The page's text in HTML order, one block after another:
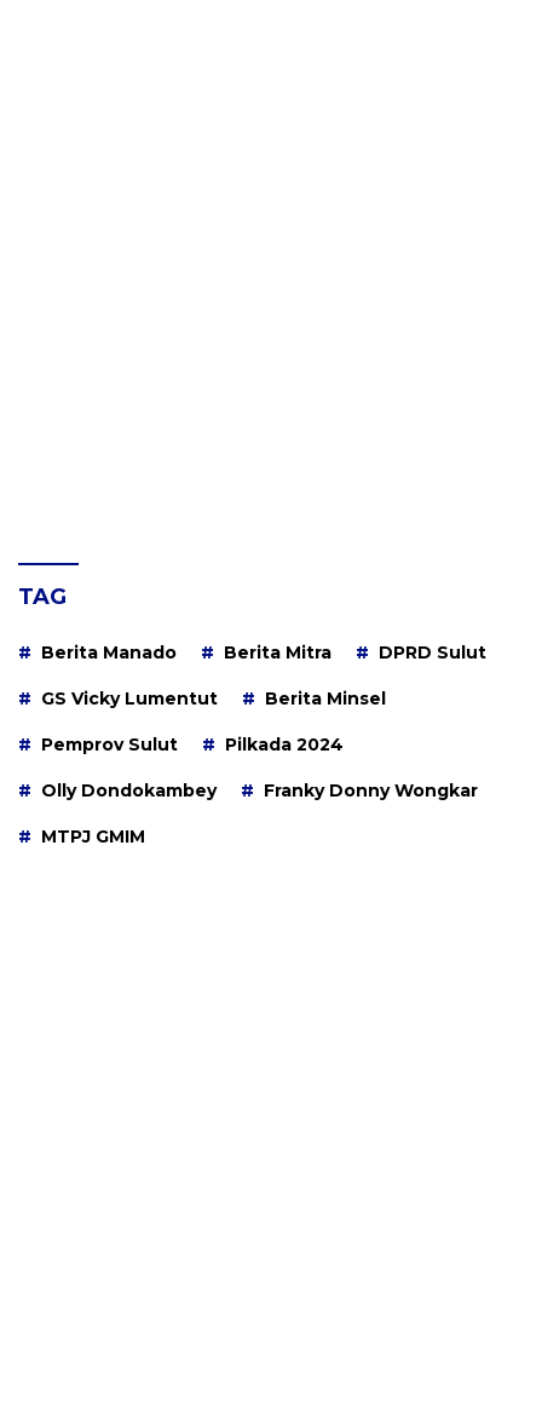
TAG
Berita Manado Berita Mitra DPRD Sulut
GS Vicky Lumentut Berita Minsel
Pemprov Sulut Pilkada 2024
Olly Dondokambey Franky Donny Wongkar
MTPJ GMIM